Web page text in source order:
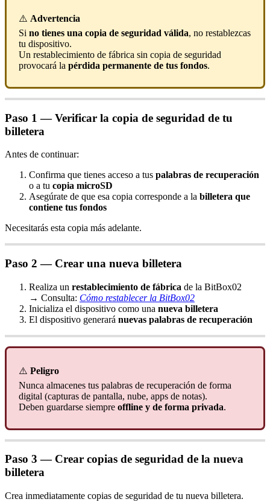
⚠️ Advertencia
Si no tienes una copia de seguridad válida, no restablezcas
tu dispositivo.
Un restablecimiento de fábrica sin copia de seguridad
provocará la pérdida permanente de tus fondos.
Paso 1 — Verificar la copia de seguridad de tu
billetera
Antes de continuar:
Confirma que tienes acceso a tus palabras de recuperación
o a tu copia microSD
Asegúrate de que esa copia corresponde a la billetera que
contiene tus fondos
Necesitarás esta copia más adelante.
Paso 2 — Crear una nueva billetera
Realiza un restablecimiento de fábrica de la BitBox02
→ Consulta: Cómo restablecer la BitBox02
Inicializa el dispositivo como una nueva billetera
El dispositivo generará nuevas palabras de recuperación
⚠️ Peligro
Nunca almacenes tus palabras de recuperación de forma
digital (capturas de pantalla, nube, apps de notas).
Deben guardarse siempre offline y de forma privada.
Paso 3 — Crear copias de seguridad de la nueva
billetera
Crea inmediatamente copias de seguridad de tu nueva billetera.